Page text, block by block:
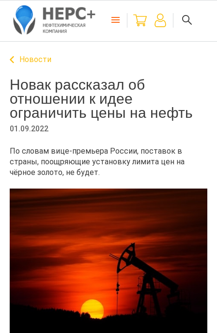
Новости
Новак рассказал об
отношении к идее
ограничить цены на нефть
01.09.2022
По словам вице-премьера России, поставок в
страны, поощряющие установку лимита цен на
чёрное золото, не будет.